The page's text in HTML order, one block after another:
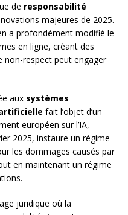
de responsabilité
majeures de 2025.
a profondément modifié le
en ligne, créant des
respect peut engager
aux systèmes
fait l’objet d’un
européen sur l’IA,
2025, instaure un régime
les dommages causés par
en maintenant un régime
juridique où la